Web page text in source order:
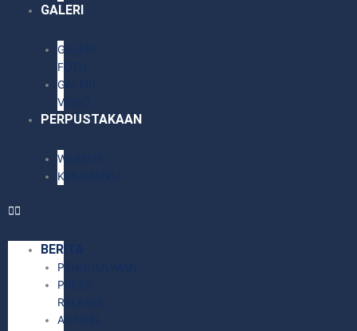
GALERI
GALERI
FOTO
GALERI
VIDEO
PERPUSTAKAAN
WEBSITE
KREAVISIKU
BERITA
PENGUMUMAN
PRESS
RELEASE
ARTIKEL